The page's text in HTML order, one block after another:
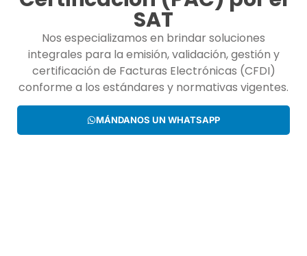
SAT
Nos especializamos en brindar soluciones
integrales para la emisión, validación, gestión y
certificación de Facturas Electrónicas (CFDI)
conforme a los estándares y normativas vigentes.
MÁNDANOS UN WHATSAPP